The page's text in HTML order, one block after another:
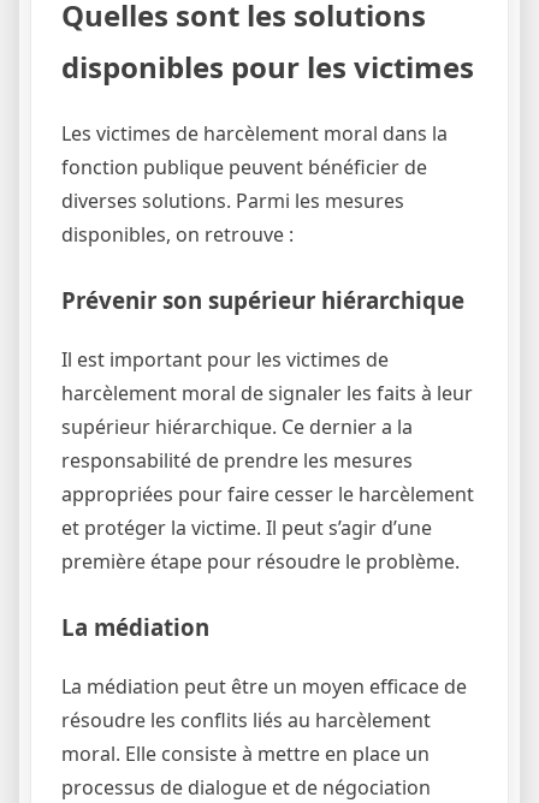
Quelles sont les solutions
disponibles pour les victimes
Les victimes de harcèlement moral dans la
fonction publique peuvent bénéficier de
diverses solutions. Parmi les mesures
disponibles, on retrouve :
Prévenir son supérieur hiérarchique
Il est important pour les victimes de
harcèlement moral de signaler les faits à leur
supérieur hiérarchique. Ce dernier a la
responsabilité de prendre les mesures
appropriées pour faire cesser le harcèlement
et protéger la victime. Il peut s’agir d’une
première étape pour résoudre le problème.
La médiation
La médiation peut être un moyen efficace de
résoudre les conflits liés au harcèlement
moral. Elle consiste à mettre en place un
processus de dialogue et de négociation